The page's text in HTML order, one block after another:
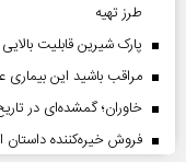
طرز تهیه
پارک شیرین قابلیت‌
مراقب باشید این
خاوران؛ گمشده‌ای در
فروش خیره‌کننده داستان اسباب‌بازی ۵؛ بزرگ‌ترین